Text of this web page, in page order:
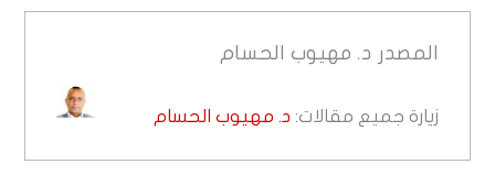
المصدر د. مهيوب الحسام
زيارة جميع مقالات: د. مهيوب الحسام